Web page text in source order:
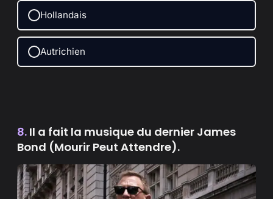
e
o
Hollandais
Autrichien
8. Il a fait la musique du dernier James
Bond (Mourir Peut Attendre).